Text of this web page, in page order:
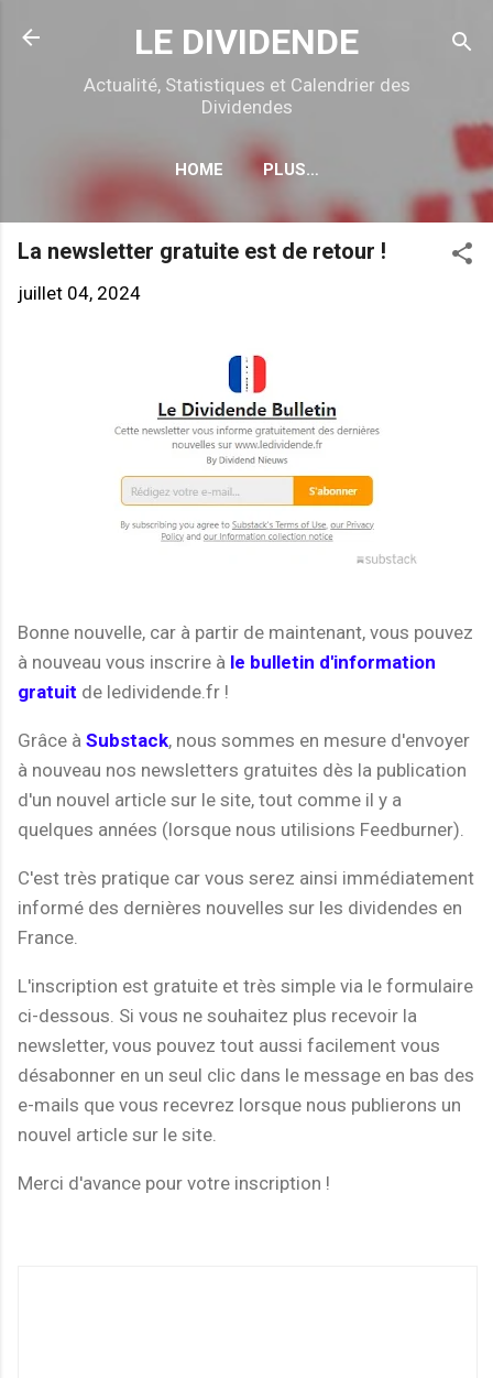
Accéder au contenu principal
LE DIVIDENDE
Actualité, Statistiques et Calendrier des
Dividendes
HOME PLUS…
CALENDRIER DÉTACHEMENTS
La newsletter gratuite est de retour !
juillet 04, 2024
Bonne nouvelle, car à partir de maintenant, vous pouvez
à nouveau vous inscrire à le bulletin d'information
gratuit de ledividende.fr !
Grâce à Substack, nous sommes en mesure d'envoyer
à nouveau nos newsletters gratuites dès la publication
d'un nouvel article sur le site, tout comme il y a
quelques années (lorsque nous utilisions Feedburner).
C'est très pratique car vous serez ainsi immédiatement
informé des dernières nouvelles sur les dividendes en
France.
L'inscription est gratuite et très simple via le formulaire
ci-dessous. Si vous ne souhaitez plus recevoir la
newsletter, vous pouvez tout aussi facilement vous
désabonner en un seul clic dans le message en bas des
e-mails que vous recevrez lorsque nous publierons un
nouvel article sur le site.
Merci d'avance pour votre inscription !